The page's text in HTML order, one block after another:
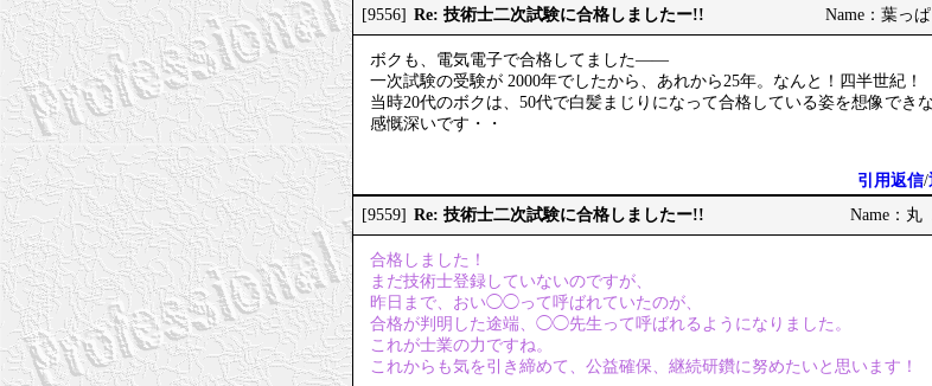
[9556] Re: 技術士二次試験に合格しましたー!! Name：葉っ
ボクも、電気電子で合格してました――
一次試験の受験が 2000年でしたから、あれから25年。なんと！四半世紀！
当時20代のボクは、50代で白髪まじりになって合格している姿を想像でき
感慨深いです・・
引用返信/
[9559] Re: 技術士二次試験に合格しましたー!! Name：丸
合格しました！
まだ技術士登録していないのですが、
昨日まで、おい◯◯って呼ばれていたのが、
合格が判明した途端、◯◯先生って呼ばれるようになりました。
これが士業の力ですね。
これからも気を引き締めて、公益確保、継続研鑽に努めたいと思います！